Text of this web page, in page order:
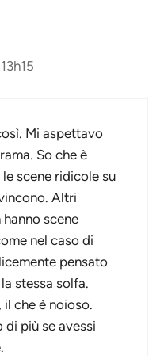
Mi aspettavo
So che è
scene ridicole su
Altri
scene
nel caso di
pensato
stessa solfa.
il che è noioso.
di più se avessi